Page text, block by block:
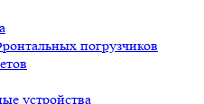
погрузчиков
устройства